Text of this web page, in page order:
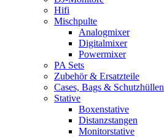
Hifi
Mischpulte
Analogmixer
Digitalmixer
Powermixer
PA Sets
Zubehör & Ersatzteile
Cases, Bags & Schutzhüllen
Stative
Boxenstative
Distanzstangen
Monitorstative